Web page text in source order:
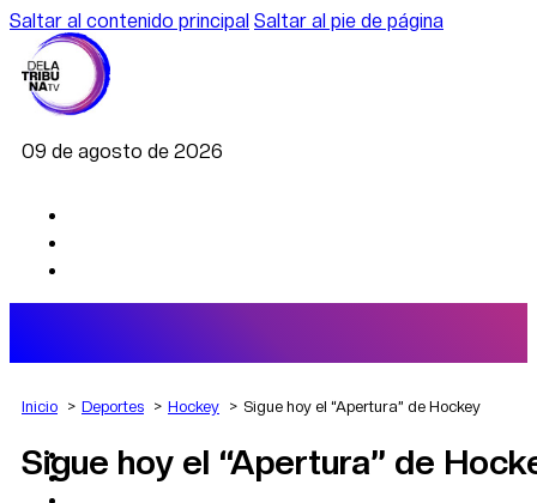
Saltar al contenido principal Saltar al pie de página
09 de agosto de 2026
AGRO
DEPORTES
Inicio Deportes Hockey Sigue hoy el “Apertura” de Hockey
Sigue hoy el “Apertura” de